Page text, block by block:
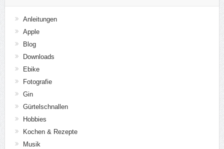
Anleitungen
Apple
Blog
Downloads
Ebike
Fotografie
Gin
Gürtelschnallen
Hobbies
Kochen & Rezepte
Musik